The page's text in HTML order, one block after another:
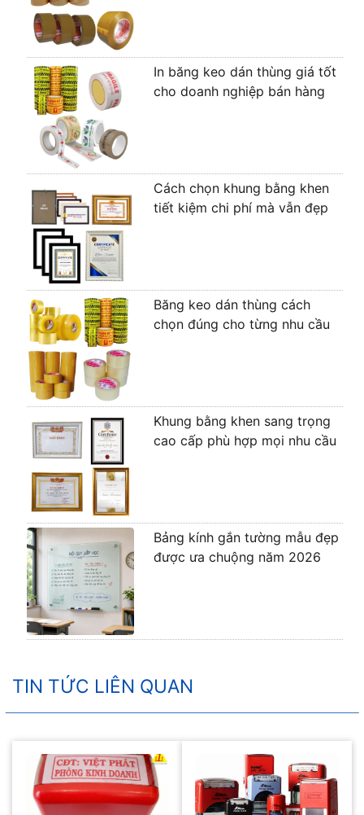
In băng keo dán thùng giá tốt
cho doanh nghiệp bán hàng
Cách chọn khung bằng khen
tiết kiệm chi phí mà vẫn đẹp
Băng keo dán thùng cách
chọn đúng cho từng nhu cầu
Khung bằng khen sang trọng
cao cấp phù hợp mọi nhu cầu
Bảng kính gắn tường mẫu đẹp
được ưa chuộng năm 2026
TIN TỨC LIÊN QUAN